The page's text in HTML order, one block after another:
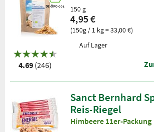
DE-ÖKO-001
4.69 (246)
150 g
4,95 €
(150g / 1 kg = 33,00 €)
Auf Lager
Sanct Bernhard
Reis-Riegel
Himbeere 11er-Packung